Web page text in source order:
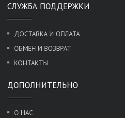
СЛУЖБА ПОДДЕРЖКИ
ДОСТАВКА И ОПЛАТА
ОБМЕН И ВОЗВРАТ
КОНТАКТЫ
ДОПОЛНИТЕЛЬНО
О НАС